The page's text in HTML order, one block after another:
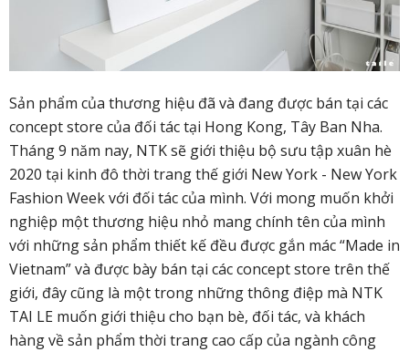
Sản phẩm của thương hiệu đã và đang được bán tại các
concept store của đối tác tại Hong Kong, Tây Ban Nha.
Tháng 9 năm nay, NTK sẽ giới thiệu bộ sưu tập xuân hè
2020 tại kinh đô thời trang thế giới New York - New York
Fashion Week với đối tác của mình. Với mong muốn khởi
nghiệp một thương hiệu nhỏ mang chính tên của mình
với những sản phẩm thiết kế đều được gắn mác “Made in
Vietnam” và được bày bán tại các concept store trên thế
giới, đây cũng là một trong những thông điệp mà NTK
TAI LE muốn giới thiệu cho bạn bè, đối tác, và khách
hàng về sản phẩm thời trang cao cấp của ngành công